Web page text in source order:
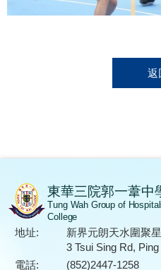
返
東華三院郭一葦中
Tung Wah Group of
College
地址:
新界元朗天水圍聚
3 Tsui Sing Rd,
電話:
(852)2447-1258